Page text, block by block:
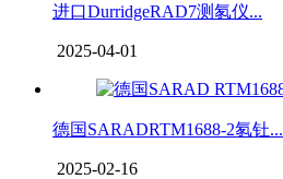
进口DurridgeRAD7测氡仪...
2025-04-01
德国SARADRTM1688-2氡钍...
2025-02-16